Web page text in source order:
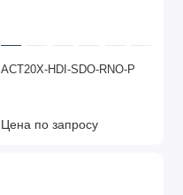
ACT20X-HDI-SDO-RNO-P
Цена по запросу